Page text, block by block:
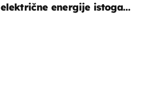
električne energije istoga